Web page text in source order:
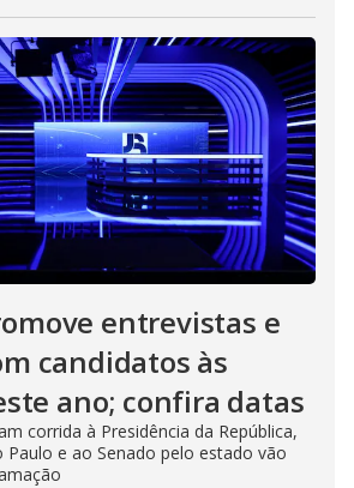
entrevistas e
candidatos às
ano; confira datas
corrida à Presidência da República,
Paulo e ao Senado pelo estado vão